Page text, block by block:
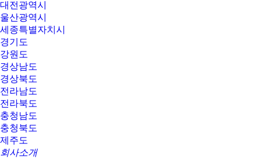
대전광역시
울산광역시
세종특별자치시
경기도
강원도
경상남도
경상북도
전라남도
전라북도
충청남도
충청북도
제주도
회사소개